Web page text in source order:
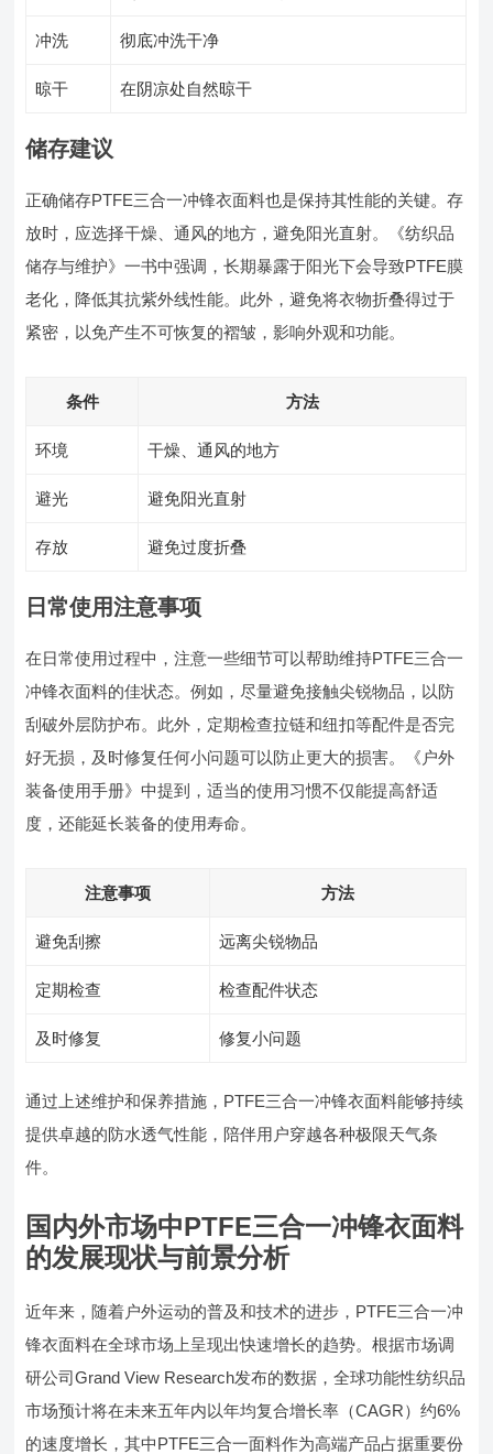
冲洗 彻底冲洗干净
晾干 在阴凉处自然晾干
储存建议
正确储存PTFE三合一冲锋衣面料也是保持其性能的关键。存
放时，应选择干燥、通风的地方，避免阳光直射。《纺织品
储存与维护》一书中强调，长期暴露于阳光下会导致PTFE膜
老化，降低其抗紫外线性能。此外，避免将衣物折叠得过于
紧密，以免产生不可恢复的褶皱，影响外观和功能。
条件 方法
环境 干燥、通风的地方
避光 避免阳光直射
存放 避免过度折叠
日常使用注意事项
在日常使用过程中，注意一些细节可以帮助维持PTFE三合一
冲锋衣面料的佳状态。例如，尽量避免接触尖锐物品，以防
刮破外层防护布。此外，定期检查拉链和纽扣等配件是否完
好无损，及时修复任何小问题可以防止更大的损害。《户外
装备使用手册》中提到，适当的使用习惯不仅能提高舒适
度，还能延长装备的使用寿命。
注意事项 方法
避免刮擦 远离尖锐物品
定期检查 检查配件状态
及时修复 修复小问题
通过上述维护和保养措施，PTFE三合一冲锋衣面料能够持续
提供卓越的防水透气性能，陪伴用户穿越各种极限天气条
件。
国内外市场中PTFE三合一冲锋衣面料
的发展现状与前景分析
近年来，随着户外运动的普及和技术的进步，PTFE三合一冲
锋衣面料在全球市场上呈现出快速增长的趋势。根据市场调
研公司Grand View Research发布的数据，全球功能性纺织品
市场预计将在未来五年内以年均复合增长率（CAGR）约6%
的速度增长，其中PTFE三合一面料作为高端产品占据重要份